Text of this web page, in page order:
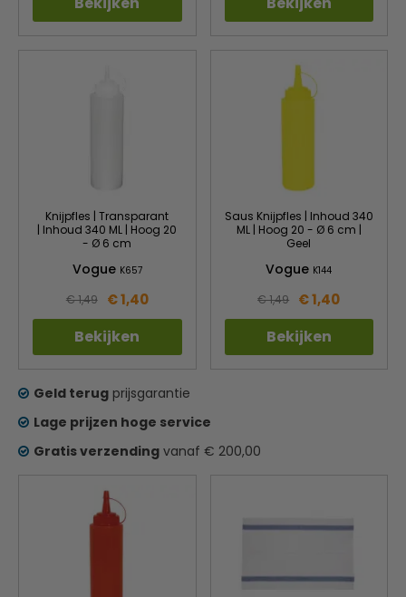
Knijpfles | Transparant
| Inhoud 340 ML | Hoog 20
- Ø 6 cm
Vogue K657
€ 1,49 € 1,40
Bekijken
Saus Knijpfles | Inhoud 340
ML | Hoog 20 - Ø 6 cm |
Geel
Vogue K144
€ 1,49 € 1,40
Bekijken
Geld terug prijsgarantie
Lage prijzen hoge service
Gratis verzending vanaf € 200,00